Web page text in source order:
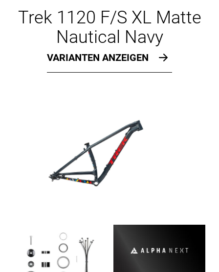
Trek 1120 F/S XL Matte
Nautical Navy
VARIANTEN ANZEIGEN